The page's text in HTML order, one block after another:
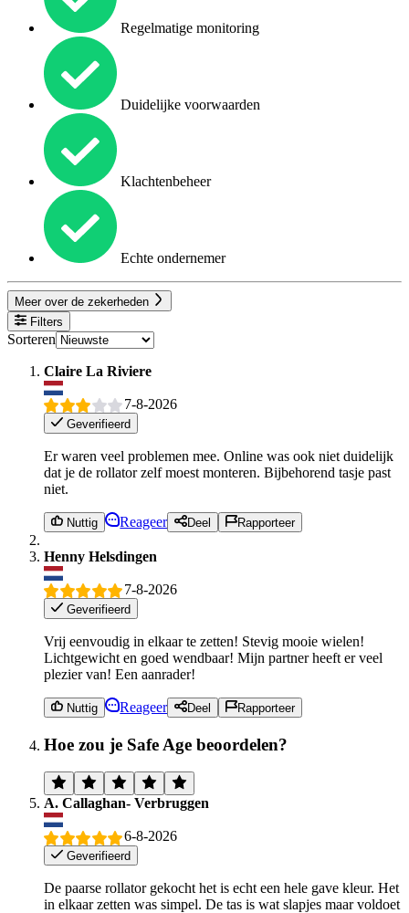
Regelmatige monitoring
Duidelijke voorwaarden
Klachtenbeheer
Echte ondernemer
Meer over de zekerheden
Filters
Sorteren
Claire La Riviere
7-8-2026
Geverifieerd
Er waren veel problemen mee. Online was ook niet duidelijk
dat je de rollator zelf moest monteren. Bijbehorend tasje past
niet.
Nuttig Reageer Deel Rapporteer
Henny Helsdingen
7-8-2026
Geverifieerd
Vrij eenvoudig in elkaar te zetten! Stevig mooie wielen!
Lichtgewicht en goed wendbaar! Mijn partner heeft er veel
plezier van! Een aanrader!
Nuttig Reageer Deel Rapporteer
Hoe zou je Safe Age beoordelen?
A. Callaghan- Verbruggen
6-8-2026
Geverifieerd
De paarse rollator gekocht het is echt een hele gave kleur. Het
in elkaar zetten was simpel. De tas is wat slapjes maar voldoet